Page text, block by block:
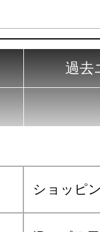
過去
ショッピ